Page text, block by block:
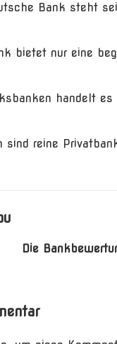
Bank steht
bietet nur eine
handelt
sind reine
Die